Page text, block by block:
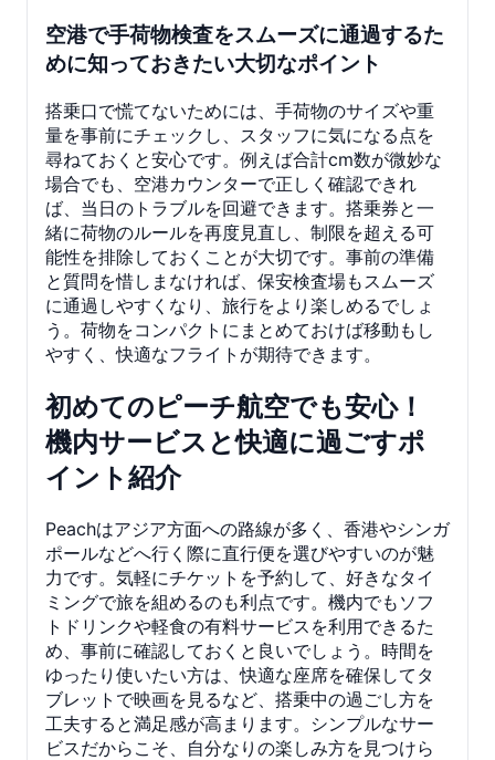
空港で手荷物検査をスムーズに通過するた
めに知っておきたい大切なポイント
搭乗口で慌てないためには、手荷物のサイズや重
量を事前にチェックし、スタッフに気になる点を
尋ねておくと安心です。例えば合計cm数が微妙な
場合でも、空港カウンターで正しく確認できれ
ば、当日のトラブルを回避できます。搭乗券と一
緒に荷物のルールを再度見直し、制限を超える可
能性を排除しておくことが大切です。事前の準備
と質問を惜しまなければ、保安検査場もスムーズ
に通過しやすくなり、旅行をより楽しめるでしょ
う。荷物をコンパクトにまとめておけば移動もし
やすく、快適なフライトが期待できます。
初めてのピーチ航空でも安心！
機内サービスと快適に過ごすポ
イント紹介
Peachはアジア方面への路線が多く、香港やシンガ
ポールなどへ行く際に直行便を選びやすいのが魅
力です。気軽にチケットを予約して、好きなタイ
ミングで旅を組めるのも利点です。機内でもソフ
トドリンクや軽食の有料サービスを利用できるた
め、事前に確認しておくと良いでしょう。時間を
ゆったり使いたい方は、快適な座席を確保してタ
ブレットで映画を見るなど、搭乗中の過ごし方を
工夫すると満足感が高まります。シンプルなサー
ビスだからこそ、自分なりの楽しみ方を見つけら